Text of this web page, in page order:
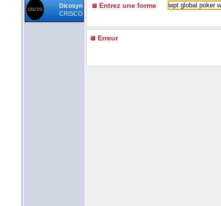
Dicosyn
CRISCO
Entrez une forme
Erreur